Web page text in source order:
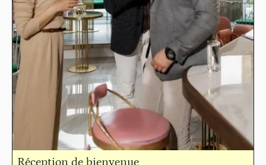
Réception de bienvenue